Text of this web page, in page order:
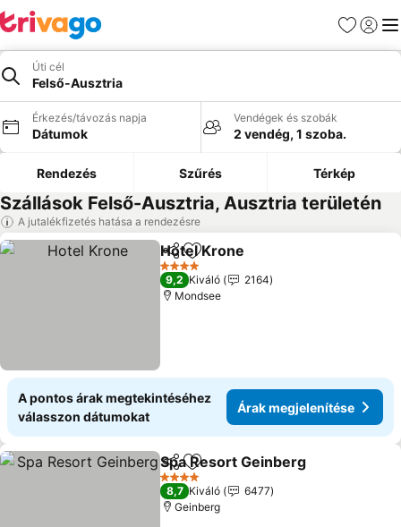
Kedvencek
Úti cél
Felső-Ausztria
Érkezés/távozás napja
Dátumok
Vendégek és szobák
2 vendég, 1 szoba.
Rendezés Szűrés Térkép
Szállások Felső-Ausztria, Ausztria területén
A jutalékfizetés hatása a rendezésre
Megosztás
Hozzáadás a kedvencekhez
Hotel Krone
4 Kategória
9,2 Kiváló
2164
Mondsee
A pontos árak megtekintéséhez
válasszon dátumokat
Árak megjelenítése
Megosztás
Hozzáadás a kedvencekhez
Spa Resort Geinberg
4 Kategória
8,7 Kiváló
6477
Geinberg